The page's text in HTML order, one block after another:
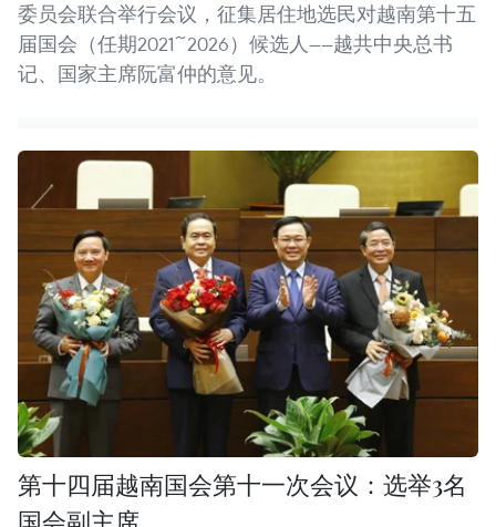
委员会联合举行会议，征集居住地选民对越南第十五
届国会（任期2021~2026）候选人——越共中央总书
记、国家主席阮富仲的意见。
第十四届越南国会第十一次会议：选举3名